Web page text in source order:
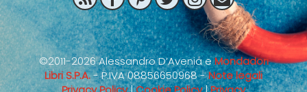
©2011-2026 Alessandro D’Avenia eMondadori
Libri S.P.A.- P.IVA 08856650968 -Note legali